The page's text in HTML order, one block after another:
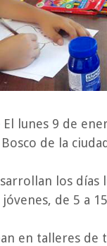
El lunes 9 de
de la
los días
de 5 a
en talleres de